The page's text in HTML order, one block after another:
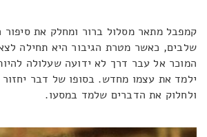
קמפבל מתאר מסלול ברור ומחלק את
שלבים, כאשר מטרת הגיבור היא תחילה
המוכר אל עבר דרך לא ידועה שעלולה
ילמד את עצמו מחדש. בסופו של דבר
ולחלוק את הדברים שלמד במסעו.